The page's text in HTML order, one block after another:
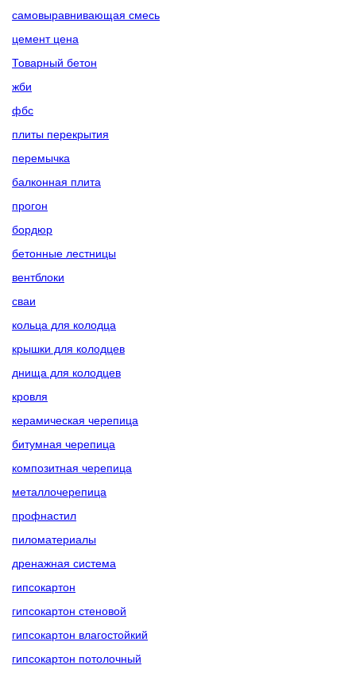
самовыравнивающая смесь
цемент цена
Товарный бетон
жби
фбс
плиты перекрытия
перемычка
балконная плита
прогон
бордюр
бетонные лестницы
вентблоки
сваи
кольца для колодца
крышки для колодцев
днища для колодцев
кровля
керамическая черепица
битумная черепица
композитная черепица
металлочерепица
профнастил
пиломатериалы
дренажная система
гипсокартон
гипсокартон стеновой
гипсокартон влагостойкий
гипсокартон потолочный